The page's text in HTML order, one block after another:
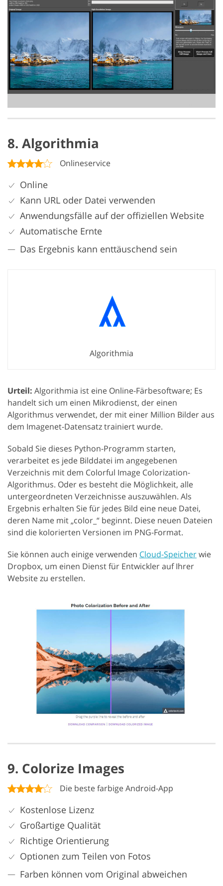
8. Algorithmia
Onlineservice
Online
Kann URL oder Datei verwenden
Anwendungsfälle auf der offiziellen Website
Automatische Ernte
Das Ergebnis kann enttäuschend sein
Algorithmia
Urteil: Algorithmia ist eine Online-Färbesoftware; Es
handelt sich um einen Mikrodienst, der einen
Algorithmus verwendet, der mit einer Million Bilder aus
dem Imagenet-Datensatz trainiert wurde.
Sobald Sie dieses Python-Programm starten,
verarbeitet es jede Bilddatei im angegebenen
Verzeichnis mit dem Colorful Image Colorization-
Algorithmus. Oder es besteht die Möglichkeit, alle
untergeordneten Verzeichnisse auszuwählen. Als
Ergebnis erhalten Sie für jedes Bild eine neue Datei,
deren Name mit „color_“ beginnt. Diese neuen Dateien
sind die kolorierten Versionen im PNG-Format.
Sie können auch einige verwenden Cloud-Speicherwie
Dropbox, um einen Dienst für Entwickler auf Ihrer
Website zu erstellen.
9. Colorize Images
Die beste farbige Android-App
Kostenlose Lizenz
Großartige Qualität
Richtige Orientierung
Optionen zum Teilen von Fotos
Farben können vom Original abweichen